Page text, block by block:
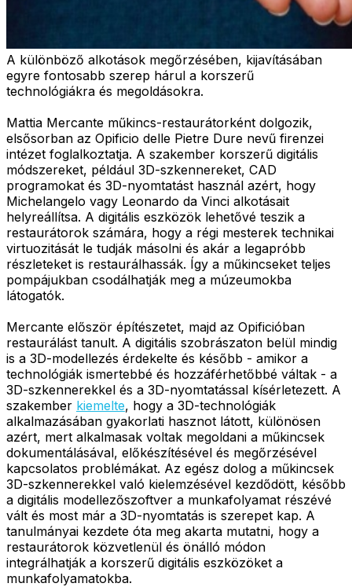
A különböző alkotások megőrzésében, kijavításában
egyre fontosabb szerep hárul a korszerű
technológiákra és megoldásokra.
Mattia Mercante műkincs-restaurátorként dolgozik,
elsősorban az Opificio delle Pietre Dure nevű firenzei
intézet foglalkoztatja. A szakember korszerű digitális
módszereket, például 3D-szkennereket, CAD
programokat és 3D-nyomtatást használ azért, hogy
Michelangelo vagy Leonardo da Vinci alkotásait
helyreállítsa. A digitális eszközök lehetővé teszik a
restaurátorok számára, hogy a régi mesterek technikai
virtuozitását le tudják másolni és akár a legapróbb
részleteket is restaurálhassák. Így a műkincseket teljes
pompájukban csodálhatják meg a múzeumokba
látogatók.
Mercante először építészetet, majd az Opificióban
restaurálást tanult. A digitális szobrászaton belül mindig
is a 3D-modellezés érdekelte és később - amikor a
technológiák ismertebbé és hozzáférhetőbbé váltak - a
3D-szkennerekkel és a 3D-nyomtatással kísérletezett. A
szakember kiemelte, hogy a 3D-technológiák
alkalmazásában gyakorlati hasznot látott, különösen
azért, mert alkalmasak voltak megoldani a műkincsek
dokumentálásával, előkészítésével és megőrzésével
kapcsolatos problémákat. Az egész dolog a műkincsek
3D-szkennerekkel való kielemzésével kezdődött, később
a digitális modellezőszoftver a munkafolyamat részévé
vált és most már a 3D-nyomtatás is szerepet kap. A
tanulmányai kezdete óta meg akarta mutatni, hogy a
restaurátorok közvetlenül és önálló módon
integrálhatják a korszerű digitális eszközöket a
munkafolyamatokba.